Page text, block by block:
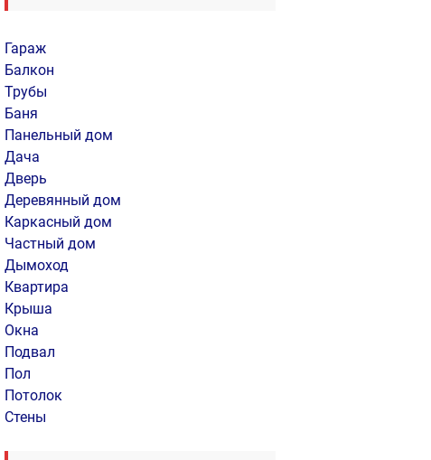
Гараж
Балкон
Трубы
Баня
Панельный дом
Дача
Дверь
Деревянный дом
Каркасный дом
Частный дом
Дымоход
Квартира
Крыша
Окна
Подвал
Пол
Потолок
Стены